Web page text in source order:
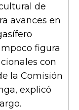
de
avances en
figura
con
la Comisión
explicó